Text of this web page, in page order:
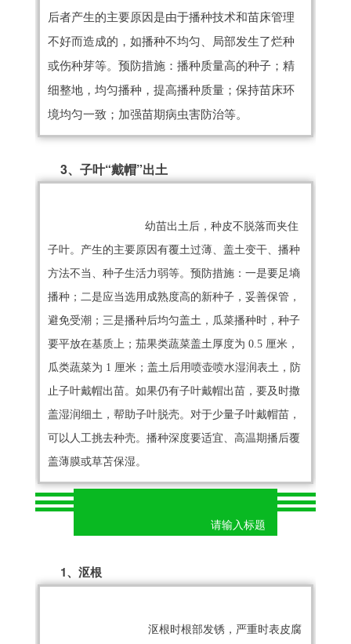
后者产生的主要原因是由于播种技术和苗床管理
不好而造成的，如播种不均匀、局部发生了烂种
或伤种芽等。预防措施：播种质量高的种子；精
细整地，均匀播种，提高播种质量；保持苗床环
境均匀一致；加强苗期病虫害防治等。
3、子叶“戴帽”出土
幼苗出土后，种皮不脱落而夹住
子叶。产生的主要原因有覆土过薄、盖土变干、播种
方法不当、种子生活力弱等。预防措施：一是要足墒
播种；二是应当选用成熟度高的新种子，妥善保管，
避免受潮；三是播种后均匀盖土，瓜菜播种时，种子
要平放在基质上；茄果类蔬菜盖土厚度为 0.5 厘米，
瓜类蔬菜为 1 厘米；盖土后用喷壶喷水湿润表土，防
止子叶戴帽出苗。如果仍有子叶戴帽出苗，要及时撒
盖湿润细土，帮助子叶脱壳。对于少量子叶戴帽苗，
可以人工挑去种壳。播种深度要适宜、高温期播后覆
盖薄膜或草苫保湿。
					请输入标题
1、沤根
沤根时根部发锈，严重时表皮腐